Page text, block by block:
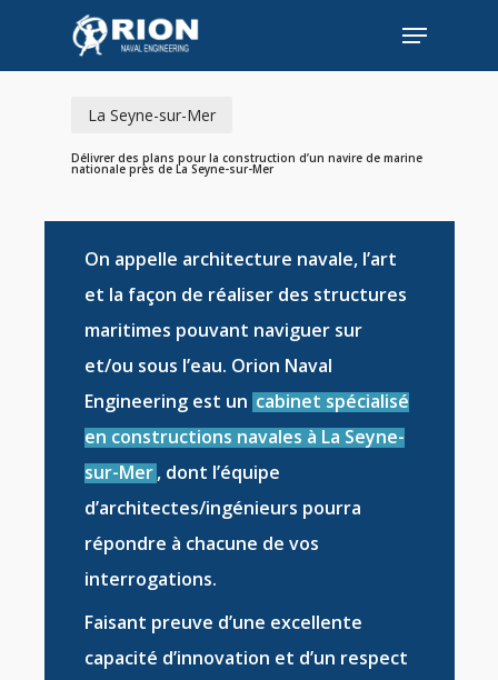
main
Menu
La Seyne-sur-Mer
Délivrer des plans pour la construction d’un navire de marine
nationale près de La Seyne-sur-Mer
On appelle architecture navale, l’art
et la façon de réaliser des structures
maritimes pouvant naviguer sur
et/ou sous l’eau. Orion Naval
Engineering est un cabinet spécialisé
en constructions navales à La Seyne-
sur-Mer, dont l’équipe
d’architectes/ingénieurs pourra
répondre à chacune de vos
interrogations.
Faisant preuve d’une excellente
capacité d’innovation et d’un respect
Close